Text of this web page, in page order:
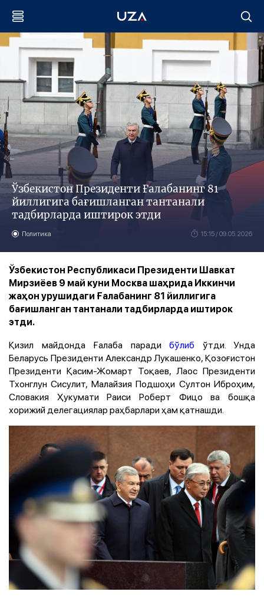
Ўзбекистон Президенти Ғалабанинг 81
йиллигига бағишланган тантанали
тадбирларда иштирок этди
Политика 15:15 / 09.05.2026
Ўзбекистон Республикаси Президенти Шавкат
Мирзиёев 9 май куни Москва шаҳрида Иккинчи
жаҳон урушидаги Ғалабанинг 81 йиллигига
бағишланган тантанали тадбирларда иштирок
этди.
Қизил майдонда Ғалаба паради бўлиб ўтди. Унда
Беларусь Президенти Александр Лукашенко, Қозоғистон
Президенти Қасим-Жомарт Тоқаев, Лаос Президенти
Тхонглун Сисулит, Малайзия Подшоҳи Султон Иброҳим,
Словакия Ҳукумати Раиси Роберт Фицо ва бошқа
хорижий делегациялар раҳбарлари ҳам қатнашди.